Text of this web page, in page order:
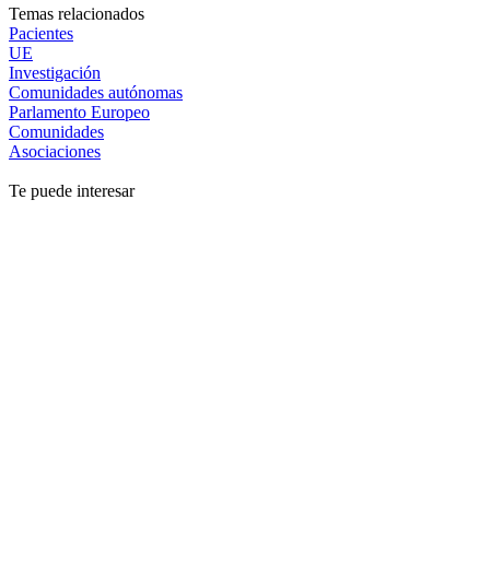
Temas relacionados
Pacientes
UE
Investigación
Comunidades autónomas
Parlamento Europeo
Comunidades
Asociaciones
Te puede interesar